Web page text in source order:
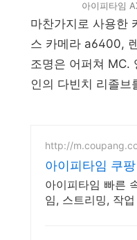
아이피타임
마찬가지로 사용한
스 카메라 a6400,
조명은 어퍼쳐 MC.
인의 다빈치 리졸브
http://
아이피타임 쿠
는 속도를 경험
아이피타임 빠른
임, 스트리밍, 작업